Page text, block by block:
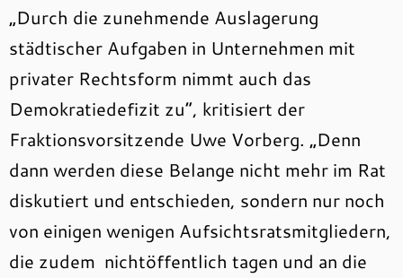
„Durch die zunehmende Auslagerung
städtischer Aufgaben in Unternehmen mit
privater Rechtsform nimmt auch das
Demokratiedefizit zu“, kritisiert der
Fraktionsvorsitzende Uwe Vorberg. „Denn
dann werden diese Belange nicht mehr im Rat
diskutiert und entschieden, sondern nur noch
von einigen wenigen Aufsichtsratsmitgliedern,
die zudem nichtöffentlich tagen und an die